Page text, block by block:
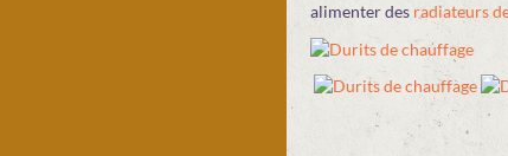
alimenter desradiateurs